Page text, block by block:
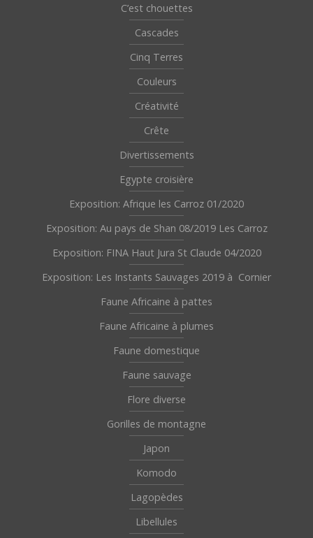
C’est chouettes
Cascades
Cinq Terres
Couleurs
Créativité
Crête
Divertissements
Egypte croisière
Exposition: Afrique les Carroz 01/2020
Exposition: Au pays de Shan 08/2019 Les Carroz
Exposition: FINA Haut Jura St Claude 04/2020
Exposition: Les Instants Sauvages 2019 à Cornier
Faune Africaine à pattes
Faune Africaine à plumes
Faune domestique
Faune sauvage
Flore diverse
Gorilles de montagne
Japon
Komodo
Lagopèdes
Libellules